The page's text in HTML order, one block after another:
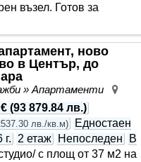
възел. Готов за
ново
в Център, до
» Апартаменти
(93 879.84 лв.)
лв./кв.м)
Едностаен
г. 2 етаж Непоследен
В
с площ от 37 м2 на